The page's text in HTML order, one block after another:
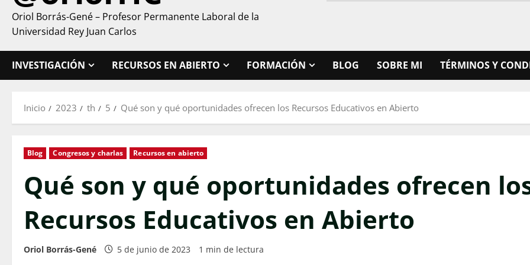
Oriol Borrás-Gené – Profesor Permanente Laboral de la
Universidad Rey Juan Carlos
INVESTIGACIÓN RECURSOS EN ABIERTO FORMACIÓN BLOG SOBRE MI TÉRMINOS Y
Inicio 2023 th 5 Qué son y qué oportunidades ofrecen los Recursos Educativos en Abierto
Blog Congresos y charlas Recursos en abierto
Qué son y qué oportunidades ofrecen
Recursos Educativos en Abierto
Oriol Borrás-Gené 5 de junio de 2023 1 min de lectura